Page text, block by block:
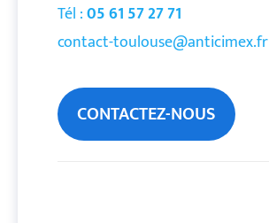
Tél :05 61 57 27 71
contact-toulouse@anticimex.fr
CONTACTEZ-NOUS